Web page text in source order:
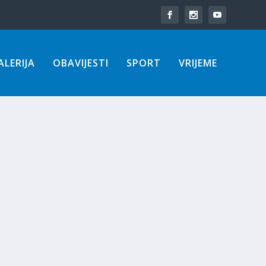
OBAVIJESTI SPORT VRIJEME